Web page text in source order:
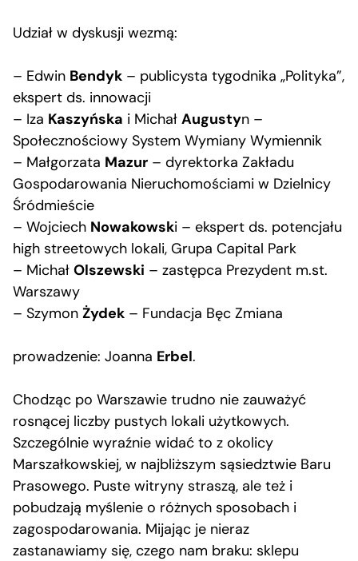
Udział w dyskusji wezmą:
– Edwin Bendyk – publicysta tygodnika „Polityka”,
ekspert ds. innowacji
– Iza Kaszyńska i Michał Augustyn –
Społecznościowy System Wymiany Wymiennik
– Małgorzata Mazur – dyrektorka Zakładu
Gospodarowania Nieruchomościami w Dzielnicy
Śródmieście
– Wojciech Nowakowski – ekspert ds. potencjału
high streetowych lokali, Grupa Capital Park
– Michał Olszewski – zastępca Prezydent m.st.
Warszawy
– Szymon Żydek – Fundacja Bęc Zmiana
prowadzenie: Joanna Erbel.
Chodząc po Warszawie trudno nie zauważyć
rosnącej liczby pustych lokali użytkowych.
Szczególnie wyraźnie widać to z okolicy
Marszałkowskiej, w najbliższym sąsiedztwie Baru
Prasowego. Puste witryny straszą, ale też i
pobudzają myślenie o różnych sposobach i
zagospodarowania. Mijając je nieraz
zastanawiamy się, czego nam braku: sklepu